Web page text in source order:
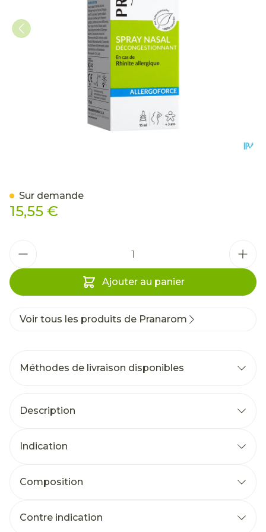
15,55 €
Ajouter au panier
Sur demande
Voir tous les produits de Pranarom
Méthodes de livraison disponibles
Description
Indication
Composition
Contre indication